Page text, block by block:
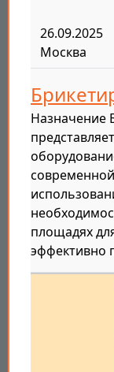
26.09.2025
Москва
Назначение
площадях
эффективно